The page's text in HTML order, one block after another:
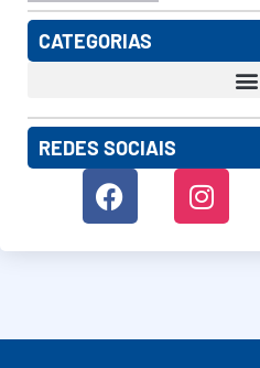
CATEGORIAS
REDES SOCIAIS